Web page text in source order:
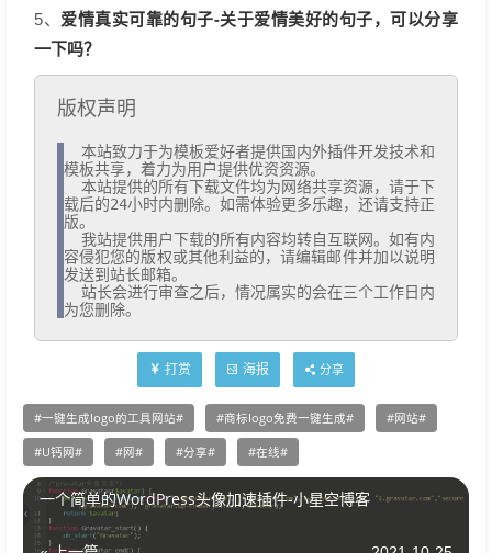
5、 爱情真实可靠的句子-关于爱情美好的句子，可以分享
一下吗？
版权声明
模板共享，着力为用户提供优资资源。
载后的24小时内删除。如需体验更多乐趣，还请支持正
版。
容侵犯您的版权或其他利益的，请编辑邮件并加以说明
发送到站长邮箱。
为您删除。
打赏 海报 分享
一键生成logo的工具网站 商标logo免费一键生成 网站
U钙网 网 分享 在线
一个简单的WordPress头像加速插件-小星空博客